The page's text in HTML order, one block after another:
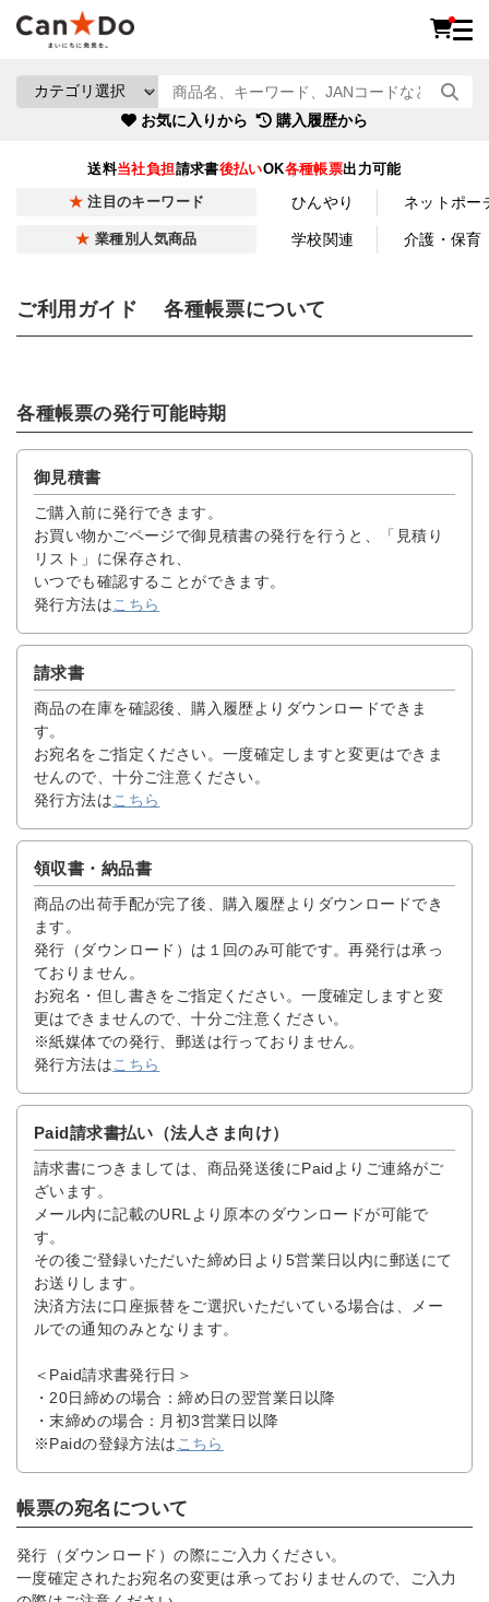
お気に入りから 購入履歴から
送料当社負担請求書後払いOK各種帳票出力可能
注目のキーワード ひんやり ネットポー
業種別人気商品 学校関連 介護・保育
ご利用ガイド 各種帳票について
各種帳票の発行可能時期
御見積書
ご購入前に発行できます。
お買い物かごページで御見積書の発行を行うと、「見積り
リスト」に保存され、
いつでも確認することができます。
発行方法はこちら
請求書
商品の在庫を確認後、購入履歴よりダウンロードできま
す。
お宛名をご指定ください。一度確定しますと変更はできま
せんので、十分ご注意ください。
発行方法はこちら
領収書・納品書
商品の出荷手配が完了後、購入履歴よりダウンロードでき
ます。
発行（ダウンロード）は１回のみ可能です。再発行は承っ
ておりません。
お宛名・但し書きをご指定ください。一度確定しますと変
更はできませんので、十分ご注意ください。
※紙媒体での発行、郵送は行っておりません。
発行方法はこちら
Paid請求書払い（法人さま向け）
請求書につきましては、商品発送後にPaidよりご連絡がご
ざいます。
メール内に記載のURLより原本のダウンロードが可能で
す。
その後ご登録いただいた締め日より5営業日以内に郵送にて
お送りします。
決済方法に口座振替をご選択いただいている場合は、メー
ルでの通知のみとなります。
＜Paid請求書発行日＞
・20日締めの場合：締め日の翌営業日以降
・末締めの場合：月初3営業日以降
※Paidの登録方法は こちら
帳票の宛名について
発行（ダウンロード）の際にご入力ください。
一度確定されたお宛名の変更は承っておりませんので、ご入力